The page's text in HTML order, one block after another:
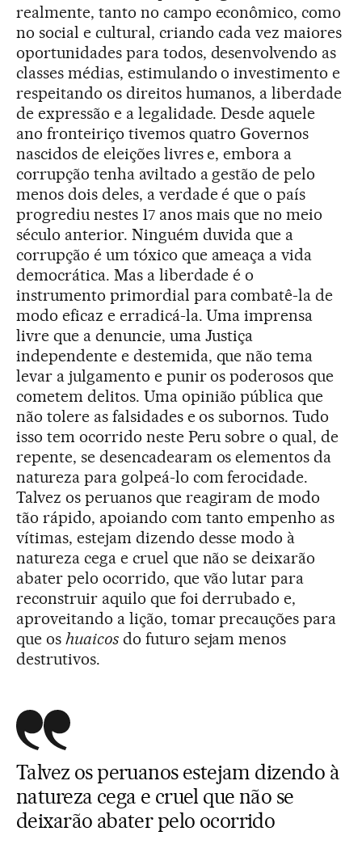
realmente, tanto no campo econômico, como
no social e cultural, criando cada vez maiores
oportunidades para todos, desenvolvendo as
classes médias, estimulando o investimento e
respeitando os direitos humanos, a liberdade
de expressão e a legalidade. Desde aquele
ano fronteiriço tivemos quatro Governos
nascidos de eleições livres e, embora a
corrupção tenha aviltado a gestão de pelo
menos dois deles, a verdade é que o país
progrediu nestes 17 anos mais que no meio
século anterior. Ninguém duvida que a
corrupção é um tóxico que ameaça a vida
democrática. Mas a liberdade é o
instrumento primordial para combatê-la de
modo eficaz e erradicá-la. Uma imprensa
livre que a denuncie, uma Justiça
independente e destemida, que não tema
levar a julgamento e punir os poderosos que
cometem delitos. Uma opinião pública que
não tolere as falsidades e os subornos. Tudo
isso tem ocorrido neste Peru sobre o qual, de
repente, se desencadearam os elementos da
natureza para golpeá-lo com ferocidade.
Talvez os peruanos que reagiram de modo
tão rápido, apoiando com tanto empenho as
vítimas, estejam dizendo desse modo à
natureza cega e cruel que não se deixarão
abater pelo ocorrido, que vão lutar para
reconstruir aquilo que foi derrubado e,
aproveitando a lição, tomar precauções para
que os huaicosdo futuro sejam menos
destrutivos.
Talvez os peruanos estejam dizendo à
natureza cega e cruel que não se
deixarão abater pelo ocorrido